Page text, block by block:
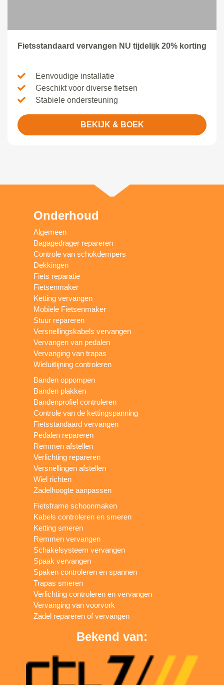
Fietsstandaard vervangen NU tijdelijk 20% korting
Eenvoudige installatie
Geschikt voor diverse fietsen
Stabiele ondersteuning
BEKIJK & BOEK
Onderhoud
Algemeen
Bagagedrager repareren
Controle van schokdempers
Dekkingen
Fiets reparatie
Fietsenmaker
Ketting vervangen
Mobiele Fietsenmaker
Stuur repareren
Versnellingskabels vervangen
Vervangen van pedalen
Vervanging van trapas
Wieluitlijning controleren
Banden oppompen
Banden plakken
Bandenprofiel controleren
Controle van de kettingspanning
Fietsstandaard vervangen
Pedalen repareren
Remmen afstellen
Verlichting repareren
Versnellingen afstellen
Wiel richten
Zadelhoogte aanpassen
Fietsframe schoonmaken
Kabels controleren en smeren
Ketting smeren
Remmen vervangen
Schakelsysteem vervangen
Spaak vervangen
Spaken controleren en spannen
Trapas smeren
Verlichting controleren en vervangen
Vervanging van voorvork
Zadel repareren of vervangen
Bekend van: